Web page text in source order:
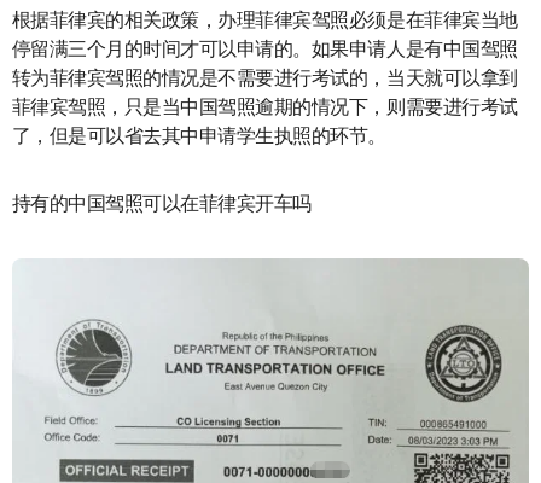
根据菲律宾的相关政策，办理菲律宾驾照必须是在菲律宾当地
停留满三个月的时间才可以申请的。如果申请人是有中国驾照
转为菲律宾驾照的情况是不需要进行考试的，当天就可以拿到
菲律宾驾照，只是当中国驾照逾期的情况下，则需要进行考试
了，但是可以省去其中申请学生执照的环节。
持有的中国驾照可以在菲律宾开车吗